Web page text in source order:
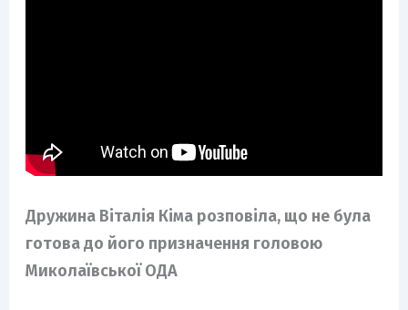
Дружина Віталія Кіма розповіла, що не була
готова до його призначення головою
Миколаївської ОДА